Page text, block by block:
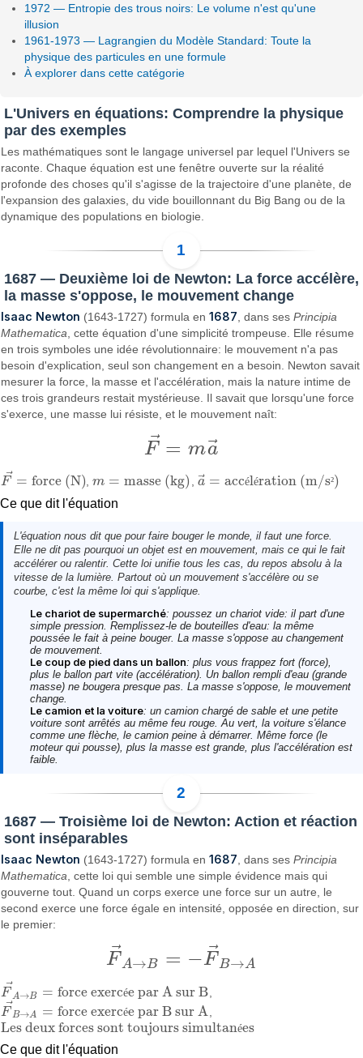
1972 — Entropie des trous noirs: Le volume n'est qu'une
illusion
1961-1973 — Lagrangien du Modèle Standard: Toute la
physique des particules en une formule
À explorer dans cette catégorie
L'Univers en équations: Comprendre la physique
par des exemples
Les mathématiques sont le langage universel par lequel l'Univers se
raconte. Chaque équation est une fenêtre ouverte sur la réalité
profonde des choses qu'il s'agisse de la trajectoire d'une planète, de
l'expansion des galaxies, du vide bouillonnant du Big Bang ou de la
dynamique des populations en biologie.
1687 — Deuxième loi de Newton: La force accélère,
la masse s'oppose, le mouvement change
Isaac Newton (1643-1727) formula en1687 , dans sesPrincipia
Mathematica , cette équation d'une simplicité trompeuse. Elle résume
en trois symboles une idée révolutionnaire: le mouvement n'a pas
besoin d'explication, seul son changement en a besoin. Newton savait
mesurer la force, la masse et l'accélération, mais la nature intime de
ces trois grandeurs restait mystérieuse. Il savait que lorsqu'une force
s'exerce, une masse lui résiste, et le mouvement naît:
F = ma
F →= ma→
F⃗ = force (N)
F→=force (N) ,m = masse (kg)
m= masse (kg) a⃗ = accélération (m/s²)
a→= accélération (m/s²)
Ce que dit l'équation
L'équation nous dit que pour faire bouger le monde, il faut une force.
Elle ne dit pas pourquoi un objet est en mouvement, mais ce qui le fait
accélérer ou ralentir. Cette loi unifie tous les cas, du repos absolu à la
vitesse de la lumière. Partout où un mouvement s'accélère ou se
courbe, c'est la même loi qui s'applique.
Le chariot de supermarché: poussez un chariot vide: il part d'une
simple pression. Remplissez-le de bouteilles d'eau: la même
poussée le fait à peine bouger. La masse s'oppose au changement
de mouvement.
Le coup de pied dans un ballon: plus vous frappez fort (force),
plus le ballon part vite (accélération). Un ballon rempli d'eau (grande
masse) ne bougera presque pas. La masse s'oppose, le mouvement
change.
Le camion et la voiture: un camion chargé de sable et une petite
voiture sont arrêtés au même feu rouge. Au vert, la voiture s'élance
comme une flèche, le camion peine à démarrer. Même force (le
moteur qui pousse), plus la masse est grande, plus l'accélération est
faible.
1687 — Troisième loi de Newton: Action et réaction
sont inséparables
Isaac Newton (1643-1727) formula en1687 , dans sesPrincipia
Mathematica , cette loi qui semble une simple évidence mais qui
gouverne tout. Quand un corps exerce une force sur un autre, le
second exerce une force égale en intensité, opposée en direction, sur
le premier:
F A→B = −F ⃗
B→A
F→ A→B= F→B→A
F⃗
A→B = force exercée par A sur B
F→A→ B=force exercée par A sur B
F⃗
B→A = force exercée par B sur A
F→B→ A=force exercée par B sur A
Les deux forces sont toujours simultanées
Les deux forces sont toujours simultanées
Ce que dit l'équation